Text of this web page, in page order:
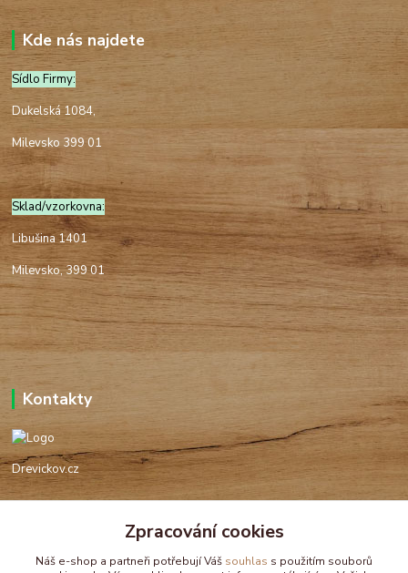
Kde nás najdete
Sídlo Firmy:
Dukelská 1084,
Milevsko 399 01
Sklad/vzorkovna:
Libušina 1401
Milevsko, 399 01
Kontakty
Drevickov.cz
+420 732 488 676Zpracování cookies
Náš e-shop a partneři potřebují Váš souhlas s použitím souborů